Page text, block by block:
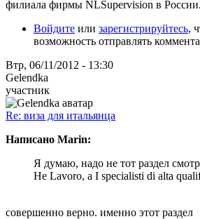
филиала фирмы NLSupervision в России.
Войдите или зарегистрируйтесь,
возможность отправлять
Втр, 06/11/2012 - 13:30
Gelendka
участник
Re: виза для итальянца
Написано Marin:
Я думаю, надо не тот раздел
Не Lavoro, a I specialisti di alta
совершенно верно. именно этот раздел